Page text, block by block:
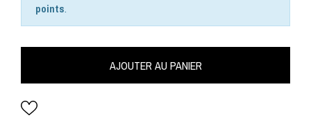
points.
AJOUTER AU PANIER